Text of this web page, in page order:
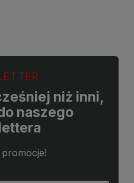
niż inni,
naszego
promocje!